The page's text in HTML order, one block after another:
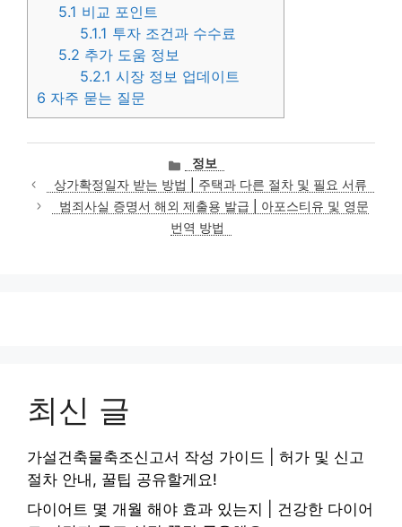
5.1 비교 포인트
5.1.1 투자 조건과 수수료
5.2 추가 도움 정보
5.2.1 시장 정보 업데이트
6 자주 묻는 질문
카
테
고
리
정보
상가확정일자 받는 방법 | 주택과 다른 절차 및 필요 서류
범죄사실 증명서 해외 제출용 발급 | 아포스티유 및 영문
번역 방법
최신 글
가설건축물축조신고서 작성 가이드 | 허가 및 신고
절차 안내, 꿀팁 공유할게요!
다이어트 몇 개월 해야 효과 있는지 | 건강한 다이어